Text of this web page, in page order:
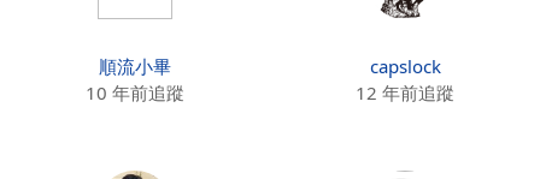
順流小畢
10 年前追蹤
capslock
12 年前追蹤